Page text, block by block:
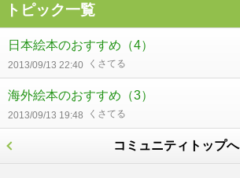
トピック一覧
日本絵本のおすすめ （4）
2013/09/13 22:40 くさてる
海外絵本のおすすめ （3）
2013/09/13 19:48 くさてる
コミュニティトップへ